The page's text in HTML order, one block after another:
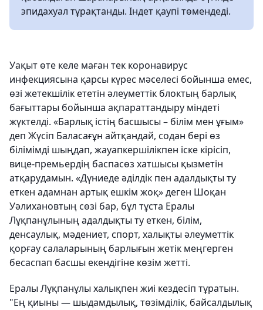
эпидахуал тұрақтанды. Індет қаупі төмендеді.
Уақыт өте келе маған тек коронавирус
инфекциясына қарсы күрес мәселесі бойынша емес,
өзі жетекшілік ететін әлеуметтік блоктың барлық
бағыттары бойынша ақпараттандыру міндеті
жүктелді. «Барлық істің басшысы – білім мен ұғым»
деп Жүсіп Баласағұн айтқандай, содан бері өз
білімімді шыңдап, жауапкершілікпен іске кірісіп,
вице-премьердің баспасөз хатшысы қызметін
атқарудамын. «Дүниеде әділдік пен адалдықты ту
еткен адамнан артық ешкім жоқ» деген Шоқан
Уәлихановтың сөзі бар, бұл тұста Ералы
Лұқпанұлының адалдықты ту еткен, білім,
денсаулық, мәдениет, спорт, халықты әлеуметтік
қорғау салаларының барлығын жетік меңгерген
бесаспап басшы екендігіне көзім жетті.
Ералы Лұқпанұлы халықпен жиі кездесіп тұратын.
"Ең қиыны — шыдамдылық, төзімділік, байсалдылық